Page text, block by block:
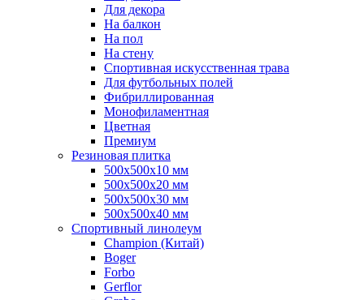
Для декора
На балкон
На пол
На стену
Спортивная искусственная трава
Для футбольных полей
Фибриллированная
Монофиламентная
Цветная
Премиум
Резиновая плитка
500х500х10 мм
500х500х20 мм
500х500х30 мм
500х500х40 мм
Спортивный линолеум
Champion (Китай)
Boger
Forbo
Gerflor